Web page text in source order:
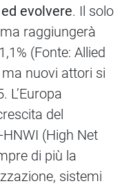
evolvere. Il solo
raggiungerà
(Fonte: Allied
nuovi attori si
del
(High Net
di più la
sistemi